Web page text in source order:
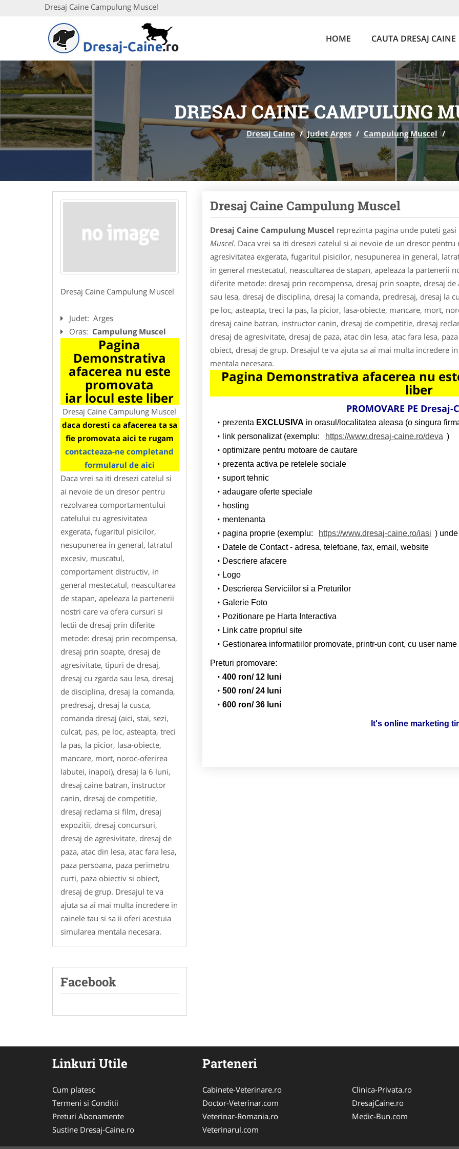
Dresaj Caine Campulung Muscel
HOME CAUTA DRESAJ CAINE
DRESAJ CAINE CAMPULUNG
Dresaj Caine / Judet Arges / Campulung Muscel /
Dresaj Caine Campulung Muscel
Judet: Arges
Oras: Campulung Muscel
Pagina
Demonstrativa
afacerea nu este
promovata
iar locul este liber
Dresaj Caine Campulung Muscel
daca doresti ca afacerea ta sa
fie promovata aici te rugam
contacteaza-ne completand
formularul de aici
Daca vrei sa iti dresezi catelul si
ai nevoie de un dresor pentru
rezolvarea comportamentului
catelului cu agresivitatea
exgerata, fugaritul pisicilor,
nesupunerea in general, latratul
excesiv, muscatul,
comportament distructiv, in
general mestecatul, neascultarea
de stapan, apeleaza la partenerii
nostri care va ofera cursuri si
lectii de dresaj prin diferite
metode: dresaj prin recompensa,
dresaj prin soapte, dresaj de
agresivitate, tipuri de dresaj,
dresaj cu zgarda sau lesa, dresaj
de disciplina, dresaj la comanda,
predresaj, dresaj la cusca,
comanda dresaj (aici, stai, sezi,
culcat, pas, pe loc, asteapta, treci
la pas, la picior, lasa-obiecte,
mancare, mort, noroc-oferirea
labutei, inapoi), dresaj la 6 luni,
dresaj caine batran, instructor
canin, dresaj de competitie,
dresaj reclama si film, dresaj
expozitii, dresaj concursuri,
dresaj de agresivitate, dresaj de
paza, atac din lesa, atac fara lesa,
paza persoana, paza perimetru
curti, paza obiectiv si obiect,
dresaj de grup. Dresajul te va
ajuta sa ai mai multa incredere in
cainele tau si sa ii oferi acestuia
simularea mentala necesara.
Facebook
Dresaj Caine Campulung Muscel
Dresaj Caine Campulung Muscel reprezinta pagina unde puteti
Muscel. Daca vrei sa iti dresezi catelul si ai nevoie de un dresor
agresivitatea exgerata, fugaritul pisicilor, nesupunerea in general,
in general mestecatul, neascultarea de stapan, apeleaza la partenerii
diferite metode: dresaj prin recompensa, dresaj prin soapte, dresaj
sau lesa, dresaj de disciplina, dresaj la comanda, predresaj, dresaj la
pe loc, asteapta, treci la pas, la picior, lasa-obiecte, mancare, mort,
dresaj caine batran, instructor canin, dresaj de competitie, dresaj
dresaj de agresivitate, dresaj de paza, atac din lesa, atac fara lesa,
obiect, dresaj de grup. Dresajul te va ajuta sa ai mai multa incredere
mentala necesara.
Pagina Demonstrativa afacerea nu
liber
PROMOVARE PE
prezenta EXCLUSIVA in orasul/localitatea aleasa (o singura
link personalizat (exemplu:
https://www.dresaj-caine.ro/deva )
optimizare pentru motoare de cautare
prezenta activa pe retelele sociale
suport tehnic
adaugare oferte speciale
hosting
mentenanta
pagina proprie (exemplu:
https://www.dresaj-caine.ro/iasi )
Datele de Contact - adresa, telefoane, fax, email, website
Descriere afacere
Logo
Descrierea Serviciilor si a Preturilor
Galerie Foto
Pozitionare pe Harta Interactiva
Link catre propriul site
Gestionarea informatiilor promovate, printr-un cont, cu user
Preturi promovare:
400 ron/ 12 luni
500 ron/ 24 luni
600 ron/ 36 luni
It's online marketing
Linkuri Utile
Cum platesc
Termeni si Conditii
Preturi Abonamente
Sustine Dresaj-Caine.ro
Parteneri
Cabinete-Veterinare.ro
Doctor-Veterinar.com
Veterinar-Romania.ro
Veterinarul.com
Clinica-Privata.ro
DresajCaine.ro
Medic-Bun.com